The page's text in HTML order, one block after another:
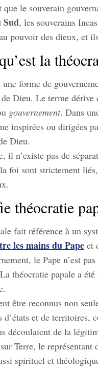
que le souverain
Sud, les souverains
pouvoir des dieux, et
la
une forme de
Dieu. Le terme
gouvernement. Dans
inspirées ou dirigées
Dieu.
il n’existe pas de
foi sont strictement
théocratie
fait référence à un
les mains du Pape et
le Pape n’est
théocratie papale a
être reconnus non
et de territoires,
découlaient de la
Terre, le représentant
spirituel et